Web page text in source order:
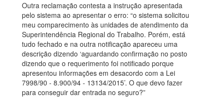
Outra reclamação contesta a instrução apresentada
pelo sistema ao apresentar o erro: “o sistema solicitou
meu comparecimento às unidades de atendimento da
Superintendência Regional do Trabalho. Porém, está
tudo fechado e na outra notificação apareceu uma
descrição dizendo ‘aguardando confirmação no posto
dizendo que o requerimento foi notificado porque
apresentou informações em desacordo com a Lei
7998/90 - 8.900/94 - 13134/2015’. O que devo fazer
para conseguir dar entrada no seguro?”